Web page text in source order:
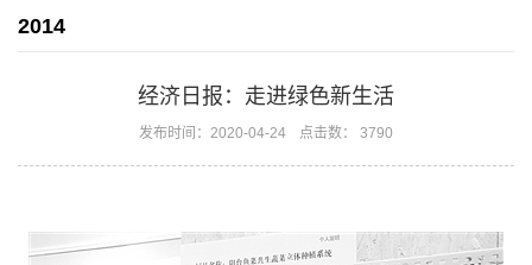
2014
经济日报：走进绿色新生活
发布时间：2020-04-24 点击数： 3790